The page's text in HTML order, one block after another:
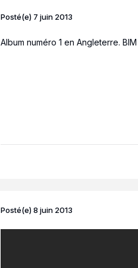
Posté(e) 7 juin 2013
Album numéro 1 en Angleterre. BIM
Posté(e)8 juin 2013